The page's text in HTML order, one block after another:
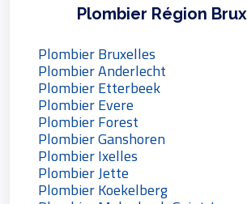
Plombier Région
Plombier Bruxelles
Plombier Anderlecht
Plombier Etterbeek
Plombier Evere
Plombier Forest
Plombier Ganshoren
Plombier Ixelles
Plombier Jette
Plombier Koekelberg